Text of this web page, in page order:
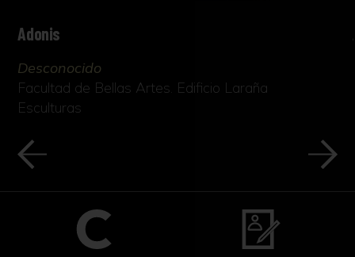
Adonis
Desconocido
Facultad de Bellas Artes. Edificio Laraña
Esculturas